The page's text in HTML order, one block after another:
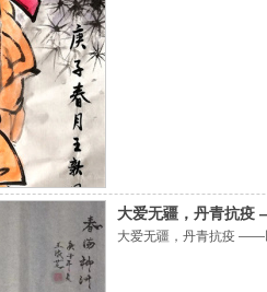
大爱无疆，丹青抗疫
大爱无疆，丹青抗疫 ——